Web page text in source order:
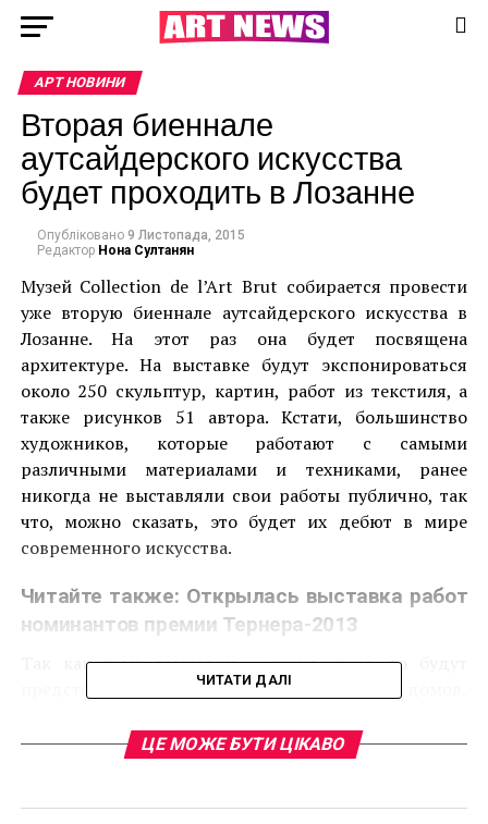
АРТ НОВИНИ
Вторая биеннале
аутсайдерского искусства
будет проходить в Лозанне
Опубліковано 9 Листопада, 2015
Редактор Нона Султанян
Музей Collection de l’Art Brut собирается провести
уже вторую биеннале аутсайдерского искусства в
Лозанне. На этот раз она будет посвящена
архитектуре. На выставке будут экспонироваться
около 250 скульптур, картин, работ из текстиля, а
также рисунков 51 автора. Кстати, большинство
художников, которые работают с самыми
различными материалами и техниками, ранее
никогда не выставляли свои работы публично, так
что, можно сказать, это будет их дебют в мире
современного искусства.
Читайте также: Открылась выставка работ
номинантов премии Тернера-2013
Так как тема выставки – архитектура, то будут
представлены изображения городов, домов,
планов. Биеннале будет проходить с 13 ноября 2015
ЧИТАТИ ДАЛІ
ЦЕ МОЖЕ БУТИ ЦІКАВО